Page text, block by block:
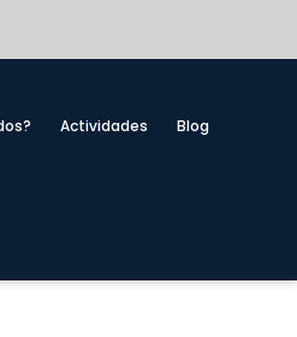
Actividades Blog